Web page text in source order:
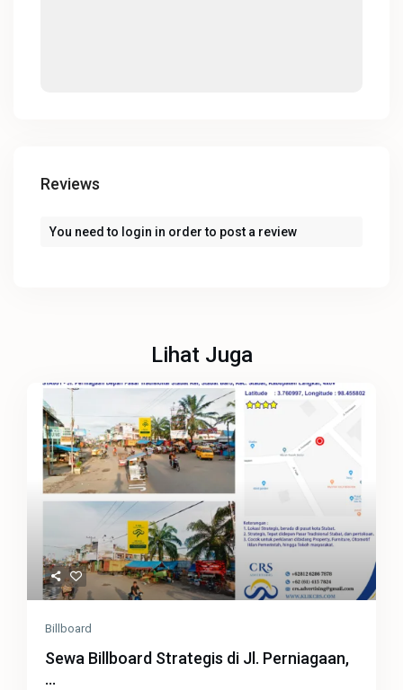
Reviews
You need to login in order to post a review
Lihat Juga
Billboard
Sewa Billboard Strategis di Jl. Perniagaan,
...